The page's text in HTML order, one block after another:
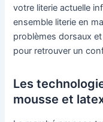
votre literie actuelle
ensemble literie en
problèmes dorsaux
pour retrouver un
Les
mousse et